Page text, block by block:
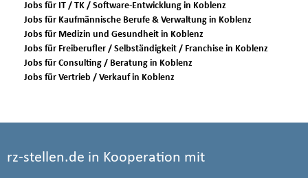
Jobs für IT / TK / Software-Entwicklung in Koblenz
Jobs für Kaufmännische Berufe & Verwaltung in Koblenz
Jobs für Medizin und Gesundheit in Koblenz
Jobs für Freiberufler / Selbständigkeit / Franchise in Koblenz
Jobs für Consulting / Beratung in Koblenz
Jobs für Vertrieb / Verkauf in Koblenz
rz-stellen.de in Kooperation mit